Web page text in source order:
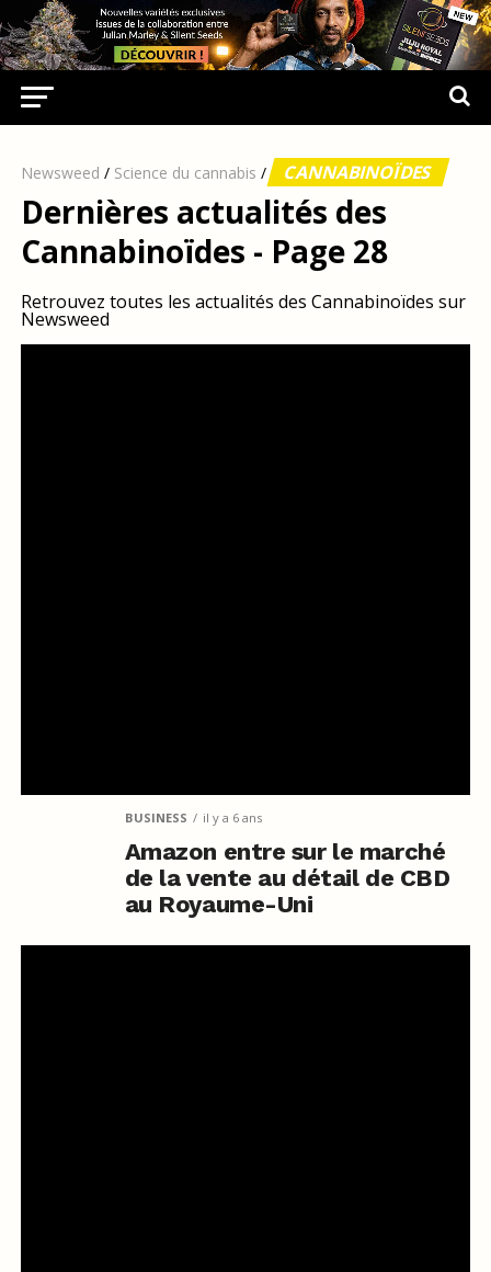
Newsweed / Science du cannabis / CANNABINOÏDES
Dernières actualités des
Cannabinoïdes - Page 28
Retrouvez toutes les actualités des Cannabinoïdes sur
Newsweed
BUSINESS il y a 6 ans
Amazon entre sur le marché
de la vente au détail de CBD
au Royaume-Uni